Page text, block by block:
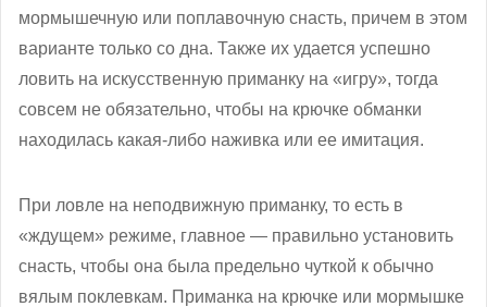
мормышечную или поплавочную снасть, причем в этом
варианте только со дна. Также их удается успешно
ловить на искусственную приманку на «игру», тогда
совсем не обязательно, чтобы на крючке обманки
находилась какая-либо наживка или ее имитация.
При ловле на неподвижную приманку, то есть в
«ждущем» режиме, главное — правильно установить
снасть, чтобы она была предельно чуткой к обычно
вялым поклевкам. Приманка на крючке или мормышке